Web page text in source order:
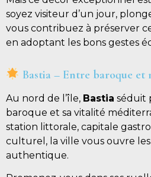
soyez visiteur d’un jour,
vous contribuez à préserver
en adoptant les bons gestes
Bastia – Entre baroque et
Au nord de l’île, Bastia séduit
baroque et sa vitalité
station littorale, capitale
culturel, la ville vous ouvre
authentique.